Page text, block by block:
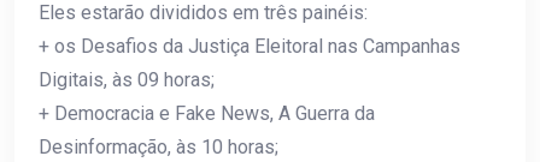
Eles estarão divididos em três painéis:
+ os Desafios da Justiça Eleitoral nas Campanhas
Digitais, às 09 horas;
+ Democracia e Fake News, A Guerra da
Desinformação, às 10 horas;